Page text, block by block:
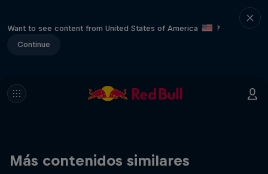
Want to see content from United States of America
?
Continue
Más contenidos similares